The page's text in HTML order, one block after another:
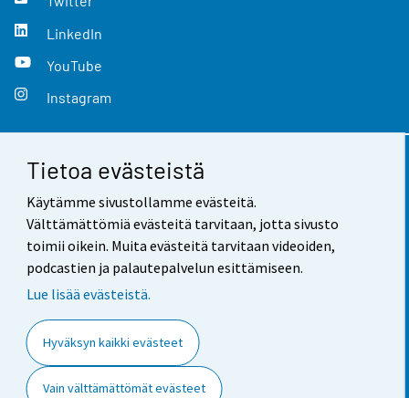
Tietoa evästeistä
Käytämme sivustollamme evästeitä.
Välttämättömiä evästeitä tarvitaan, jotta sivusto
toimii oikein. Muita evästeitä tarvitaan videoiden,
podcastien ja palautepalvelun esittämiseen.
Lue lisää evästeistä.
Hyväksyn kaikki evästeet
Vain välttämättömät evästeet
LinkedIn
YouTube
Instagram
Yhteystiedot
Palaute
Käyttöehdot
Saavutettavuus
Tietoa sivustosta
Evästeasetukset